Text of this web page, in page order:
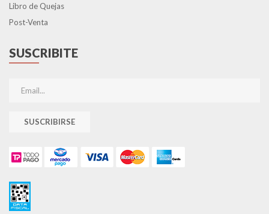
Libro de Quejas
Post-Venta
SUSCRIBITE
SUSCRIBIRSE